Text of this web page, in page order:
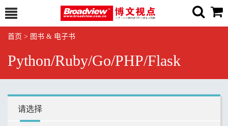
首页 > 图书 & 电子书
Python/Ruby/Go/PHP/Flask
请选择